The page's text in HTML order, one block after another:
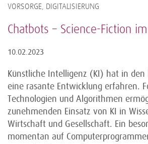
VORSORGE, DIGITALISIERUNG
Chatbots – Science-Fiction
10.02.2023
Künstliche Intelligenz (KI) hat in den
eine rasante Entwicklung erfahren.
Technologien und Algorithmen
zunehmenden Einsatz von KI in
Wirtschaft und Gesellschaft. Ein
momentan auf